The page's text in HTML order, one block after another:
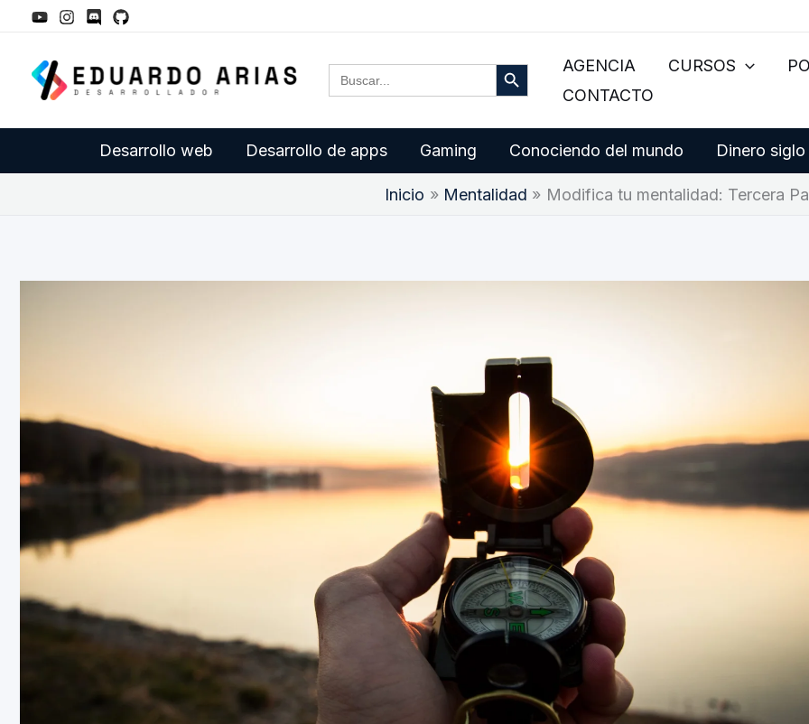
contenido
Buscar: Botón de búsquedaAGENCIA CURSOS
CONTACTO
Desarrollo web Desarrollo de apps Gaming Conociendo del mundo Dinero siglo
Inicio Mentalidad Modifica tu mentalidad: Tercera